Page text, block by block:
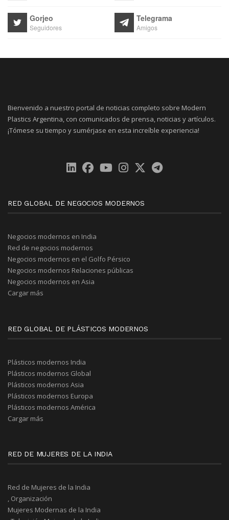
Gorjeo
Seguidores
Telegrama
Amigos
Bienvenido a nuestro portal de noticias completo sobre Modern
Plastics Argentina, con comunicados de prensa, noticias y artículos.
¡Tómese su tiempo y sumérjase en esta increíble experiencia!
RED GLOBAL DE NEGOCIOS MODERNOS
Negocios modernos en India
Red de negocios modernos
Negocios modernos en el Golfo Pérsico
Negocios modernos Relaciones públicas
Negocios modernos en Asia
Cargar más
RED GLOBAL DE PLÁSTICOS MODERNOS
Plásticos modernos India
Plásticos modernos Global
Plásticos modernos Asia
Plásticos modernos Europa
Plásticos modernos América
Cargar más
RED DE MUJERES DE LA INDIA
Red de Mujeres de la India
, Organización
Mujeres Modernas de la India